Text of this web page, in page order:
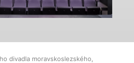
divadla moravskoslezského,